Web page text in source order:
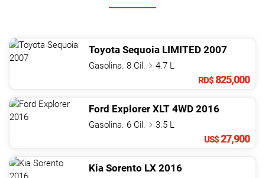
Toyota Sequoia LIMITED 2007
Gasolina. 8 Cil.
4.7 L
RD$825,000
Ford Explorer XLT 4WD 2016
Gasolina. 6 Cil.
3.5 L
US$27,900
Kia Sorento LX 2016